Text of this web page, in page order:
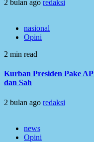
2 bulan ago redaksi
nasional
Opini
2 min read
Kurban Presiden Pake
dan Sah
2 bulan ago redaksi
news
Opini